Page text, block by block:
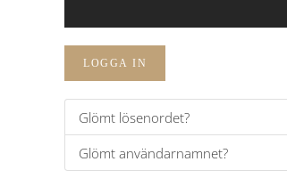
LOGGA IN
Glömt lösenordet?
Glömt användarnamnet?